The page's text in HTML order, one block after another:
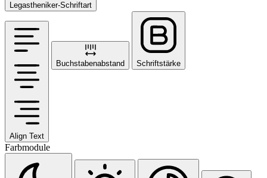
Legastheniker-Schriftart
Align Text
Buchstabenabstand Schriftstärke
Farbmodule